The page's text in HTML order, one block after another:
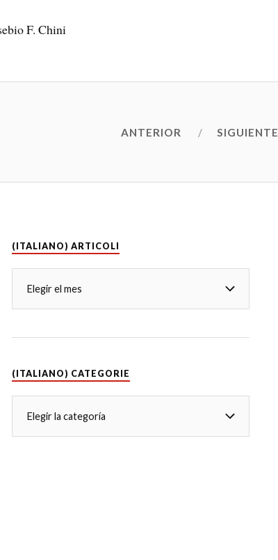
F. Chini
ANTERIOR SIGUIENTE
(ITALIANO) ARTICOLI
(ITALIANO) CATEGORIE